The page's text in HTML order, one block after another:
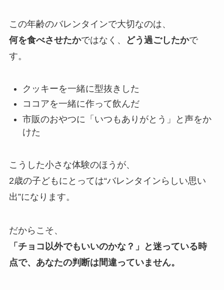
この年齢のバレンタインで大切なのは、
何を食べさせたかではなく、 どう過ごしたかで
す。
クッキーを一緒に型抜きした
ココアを一緒に作って飲んだ
市販のおやつに「いつもありがとう」と声をか
けた
こうした小さな体験のほうが、
2歳の子どもにとっては“バレンタインらしい思い
出”になります。
だからこそ、
「チョコ以外でもいいのかな？」と迷っている時
点で、あなたの判断は間違っていません。